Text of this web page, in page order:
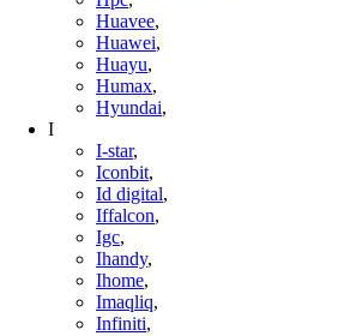
Huavee,
Huawei,
Huayu,
Humax,
Hyundai,
I
I-star,
Iconbit,
Id digital,
Iffalcon,
Igc,
Ihandy,
Ihome,
Imaqliq,
Infiniti,